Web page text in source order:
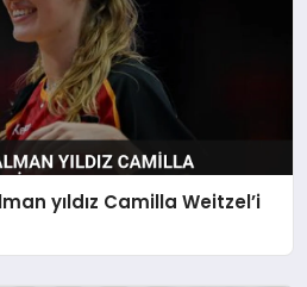
yıldız Camilla Weitzel’i